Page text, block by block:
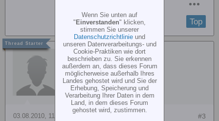
Top
cnlb86
#3
03.08.2010, 11:38
Wenn Sie unten auf
"Einverstanden" klicken,
stimmen Sie unserer
Datenschutzrichtlinie und
unseren Datenverarbeitungs- und
Cookie-Praktiken wie dort
beschrieben zu. Sie erkennen
außerdem an, dass dieses Forum
möglicherweise außerhalb Ihres
Landes gehostet wird und Sie der
Erhebung, Speicherung und
Verarbeitung Ihrer Daten in dem
Land, in dem dieses Forum
gehostet wird, zustimmen.